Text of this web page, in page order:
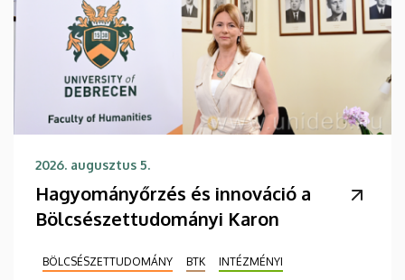
2026. augusztus 5.
Hagyományőrzés és innováció a
Bölcsészettudományi Karon
BÖLCSÉSZETTUDOMÁNY BTK INTÉZMÉNYI